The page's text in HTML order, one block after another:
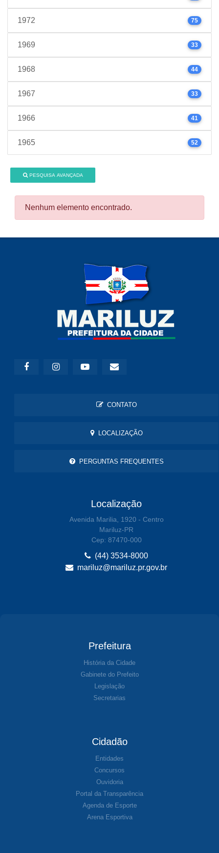
1972 75
1969 33
1968 44
1967 33
1966 41
1965 52
PESQUISA AVANÇADA
Nenhum elemento encontrado.
CONTATO
LOCALIZAÇÃO
PERGUNTAS FREQUENTES
Localização
Avenida Marilia, 1920 - Centro
Mariluz-PR
Cep: 87470-000
(44) 3534-8000
mariluz@mariluz.pr.gov.br
Prefeitura
História da Cidade
Gabinete do Prefeito
Legislação
Secretarias
Cidadão
Entidades
Concursos
Ouvidoria
Portal da Transparência
Agenda de Esporte
Arena Esportiva